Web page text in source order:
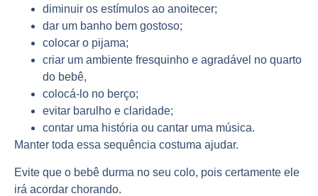
diminuir os estímulos ao anoitecer;
dar um banho bem gostoso;
colocar o pijama;
criar um ambiente fresquinho e agradável no quarto
do bebê,
colocá-lo no berço;
evitar barulho e claridade;
contar uma história ou cantar uma música.
Manter toda essa sequência costuma ajudar.
Evite que o bebê durma no seu colo, pois certamente ele
irá acordar chorando.